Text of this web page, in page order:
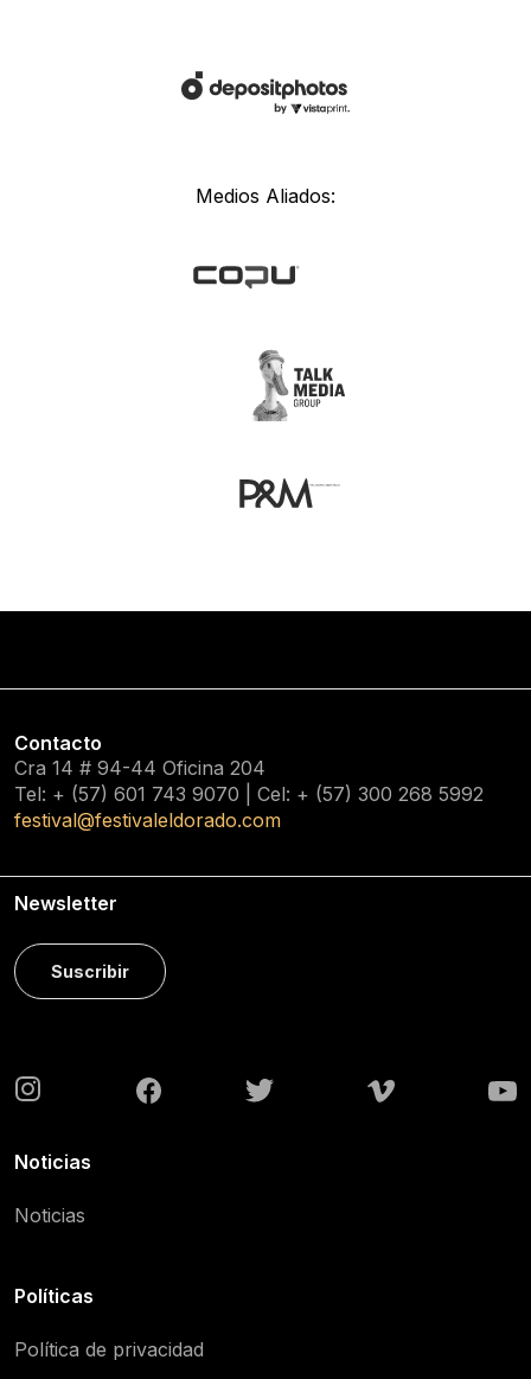
Medios Aliados:
Contacto
Cra 14 # 94-44 Oficina 204
Tel: + (57) 601 743 9070 | Cel: + (57) 300 268 5992
festival@festivaleldorado.com
Newsletter
Suscribir
Noticias
Noticias
Políticas
Política de privacidad